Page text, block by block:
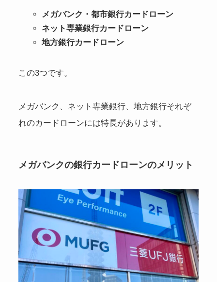
メガバンク・都市銀行カードローン
ネット専業銀行カードローン
地方銀行カードローン
この3つです。
メガバンク、ネット専業銀行、地方銀行それぞ
れのカードローンには特長があります。
メガバンクの銀行カードローンのメリット